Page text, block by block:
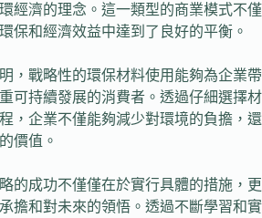
經濟的理念。這一類型的商業模式不僅
保和經濟效益中達到了良好的平衡。
，戰略性的環保材料使用能夠為企業帶
可持續發展的消費者。透過仔細選擇材
，企業不僅能夠減少對環境的負擔，還
價值。
的成功不僅僅在於實行具體的措施，更
擔和對未來的領悟。透過不斷學習和實